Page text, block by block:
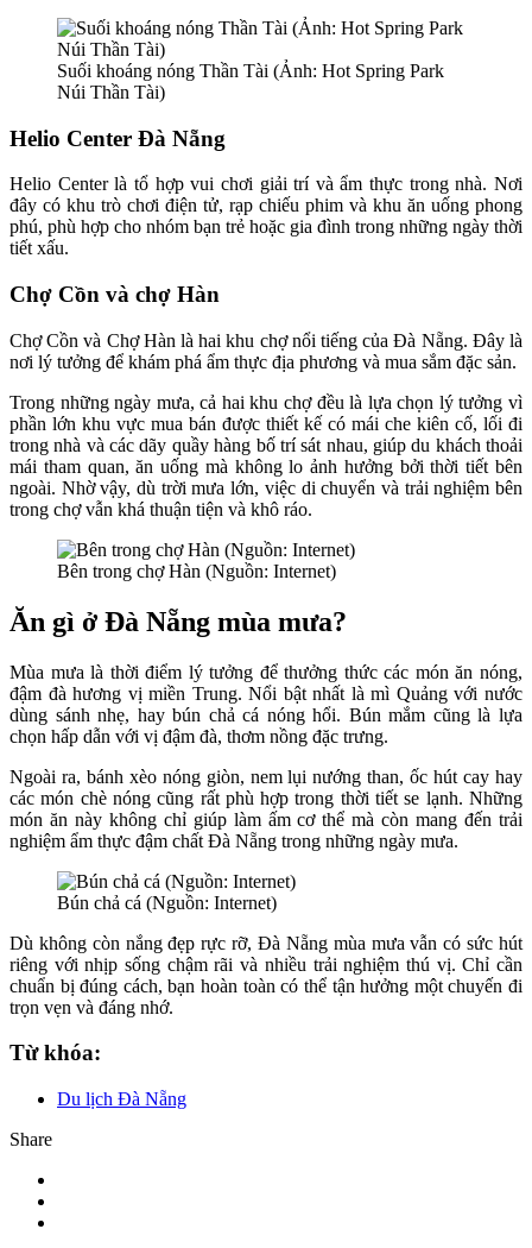
Suối khoáng nóng Thần Tài (Ảnh: Hot Spring Park
Núi Thần Tài)
Helio Center Đà Nẵng
Helio Center là tổ hợp vui chơi giải trí và ẩm thực trong nhà. Nơi
đây có khu trò chơi điện tử, rạp chiếu phim và khu ăn uống phong
phú, phù hợp cho nhóm bạn trẻ hoặc gia đình trong những ngày thời
tiết xấu.
Chợ Cồn và chợ Hàn
Chợ Cồn và Chợ Hàn là hai khu chợ nổi tiếng của Đà Nẵng. Đây là
nơi lý tưởng để khám phá ẩm thực địa phương và mua sắm đặc sản.
Trong những ngày mưa, cả hai khu chợ đều là lựa chọn lý tưởng vì
phần lớn khu vực mua bán được thiết kế có mái che kiên cố, lối đi
trong nhà và các dãy quầy hàng bố trí sát nhau, giúp du khách thoải
mái tham quan, ăn uống mà không lo ảnh hưởng bởi thời tiết bên
ngoài. Nhờ vậy, dù trời mưa lớn, việc di chuyển và trải nghiệm bên
trong chợ vẫn khá thuận tiện và khô ráo.
Bên trong chợ Hàn (Nguồn: Internet)
Ăn gì ở Đà Nẵng mùa mưa?
Mùa mưa là thời điểm lý tưởng để thưởng thức các món ăn nóng,
đậm đà hương vị miền Trung. Nổi bật nhất là mì Quảng với nước
dùng sánh nhẹ, hay bún chả cá nóng hổi. Bún mắm cũng là lựa
chọn hấp dẫn với vị đậm đà, thơm nồng đặc trưng.
Ngoài ra, bánh xèo nóng giòn, nem lụi nướng than, ốc hút cay hay
các món chè nóng cũng rất phù hợp trong thời tiết se lạnh. Những
món ăn này không chỉ giúp làm ấm cơ thể mà còn mang đến trải
nghiệm ẩm thực đậm chất Đà Nẵng trong những ngày mưa.
Bún chả cá (Nguồn: Internet)
Dù không còn nắng đẹp rực rỡ, Đà Nẵng mùa mưa vẫn có sức hút
riêng với nhịp sống chậm rãi và nhiều trải nghiệm thú vị. Chỉ cần
chuẩn bị đúng cách, bạn hoàn toàn có thể tận hưởng một chuyến đi
trọn vẹn và đáng nhớ.
Từ khóa:
Du lịch Đà Nẵng
Share